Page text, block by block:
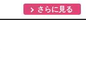
さらに見る